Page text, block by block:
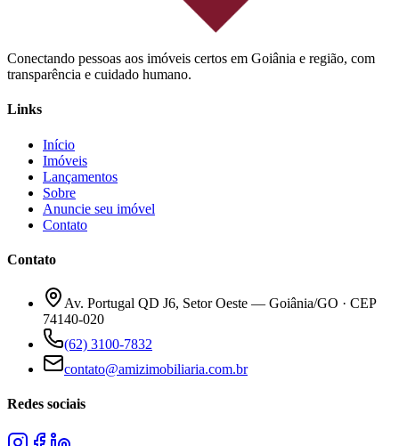
Conectando pessoas aos imóveis certos em Goiânia e região, com
transparência e cuidado humano.
Links
Início
Imóveis
Lançamentos
Sobre
Anuncie seu imóvel
Contato
Contato
Av. Portugal QD J6, Setor Oeste — Goiânia/GO · CEP
74140-020
(62) 3100-7832
contato@amizimobiliaria.com.br
Redes sociais